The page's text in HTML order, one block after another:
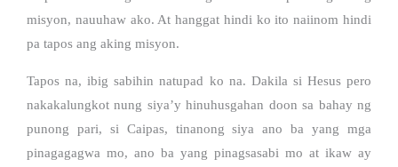
misyon, nauuhaw ako. At hanggat hindi ko ito naiinom hindi
pa tapos ang aking misyon.
Tapos na, ibig sabihin natupad ko na. Dakila si Hesus pero
nakakalungkot nung siya’y hinuhusgahan doon sa bahay ng
punong pari, si Caipas, tinanong siya ano ba yang mga
pinagagagwa mo, ano ba yang pinagsasabi mo at ikaw ay